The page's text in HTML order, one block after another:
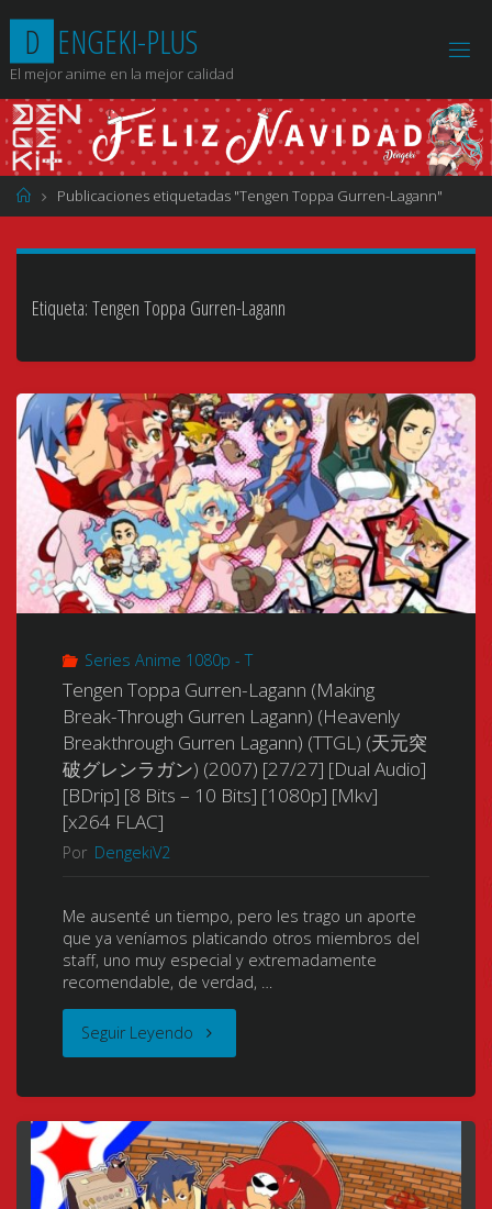
contenido
D ENGEKI-PLUS
El mejor anime en la mejor calidad
Página
de
Publicaciones etiquetadas "Tengen Toppa Gurren-Lagann"
Etiqueta: Tengen Toppa Gurren-Lagann
Series Anime 1080p - T
Tengen Toppa Gurren-Lagann (Making
Break-Through Gurren Lagann) (Heavenly
Breakthrough Gurren Lagann) (TTGL) (天元突
破グレンラガン) (2007) [27/27] [Dual Audio]
[BDrip] [8 Bits – 10 Bits] [1080p] [Mkv]
[x264 FLAC]
Por DengekiV2
Me ausenté un tiempo, pero les trago un aporte
que ya veníamos platicando otros miembros del
staff, uno muy especial y extremadamente
recomendable, de verdad, …
Seguir Leyendo "Tengen
Gurren-
Lagann